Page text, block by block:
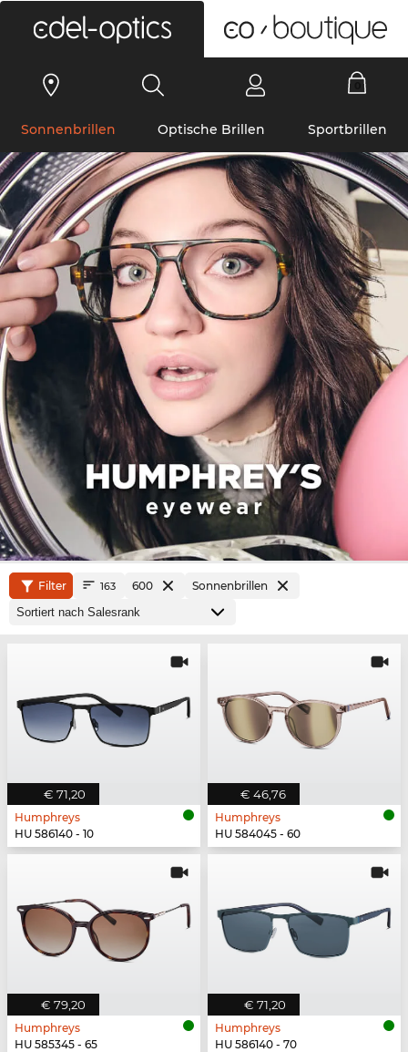
Sonnenbrillen Optische Brillen Sportbrillen
Filter 163 600 Sonnenbrillen
€ 71,20
Humphreys
HU 586140 - 10
€ 46,76
Humphreys
HU 584045 - 60
€ 79,20
Humphreys
HU 585345 - 65
€ 71,20
Humphreys
HU 586140 - 70